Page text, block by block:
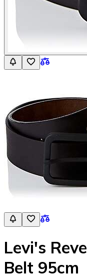
Levi's
Belt 95cm